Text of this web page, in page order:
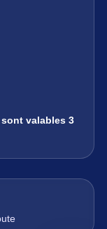
valables 3